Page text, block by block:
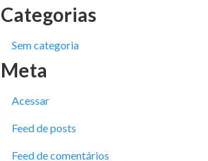
Categorias
Sem categoria
Meta
Acessar
Feed de posts
Feed de comentários